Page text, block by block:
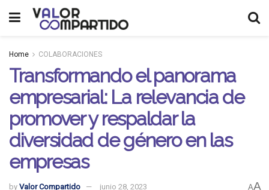
Home COLABORACIONES
Transformando el panorama
empresarial: La relevancia de
promover y respaldar la
diversidad de género en las
empresas
by Valor Compartido junio 28, 2023 AA